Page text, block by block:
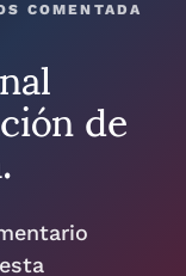
COMENTADA
de